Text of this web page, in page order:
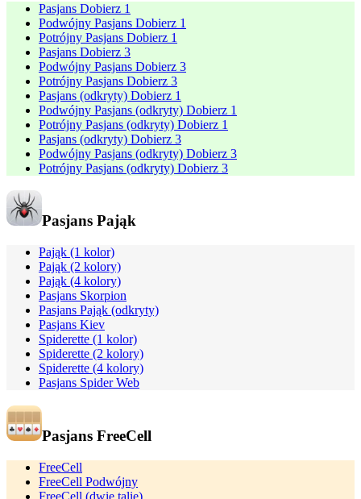
Pasjans Dobierz 1
Podwójny Pasjans Dobierz 1
Potrójny Pasjans Dobierz 1
Pasjans Dobierz 3
Podwójny Pasjans Dobierz 3
Potrójny Pasjans Dobierz 3
Pasjans (odkryty) Dobierz 1
Podwójny Pasjans (odkryty) Dobierz 1
Potrójny Pasjans (odkryty) Dobierz 1
Pasjans (odkryty) Dobierz 3
Podwójny Pasjans (odkryty) Dobierz 3
Potrójny Pasjans (odkryty) Dobierz 3
Pasjans Pająk
Pająk (1 kolor)
Pająk (2 kolory)
Pająk (4 kolory)
Pasjans Skorpion
Pasjans Pająk (odkryty)
Pasjans Kiev
Spiderette (1 kolor)
Spiderette (2 kolory)
Spiderette (4 kolory)
Pasjans Spider Web
Pasjans FreeCell
FreeCell
FreeCell Podwójny
FreeCell (dwie talie)